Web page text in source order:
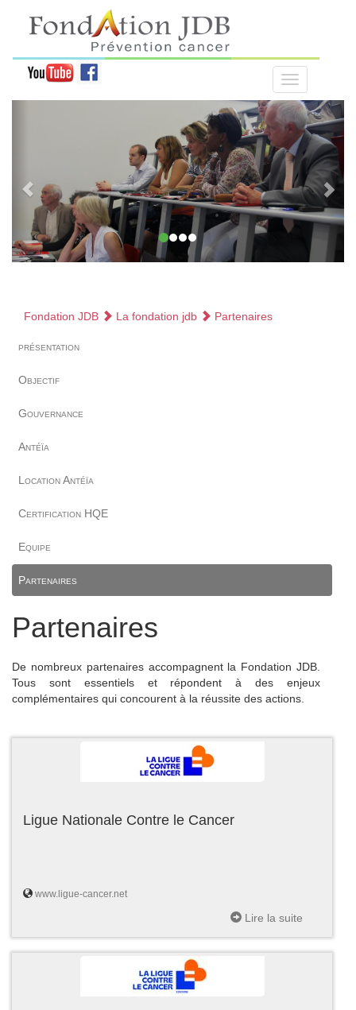
Fondation JDB La fondation jdb Partenaires
présentation
Objectif
Gouvernance
Antéïa
Location Antéïa
Certification HQE
Equipe
Partenaires
Partenaires
De nombreux partenaires accompagnent la Fondation JDB.
Tous sont essentiels et répondent à des enjeux
complémentaires qui concourent à la réussite des actions.
Ligue Nationale Contre le Cancer
www.ligue-cancer.net
Lire la suite